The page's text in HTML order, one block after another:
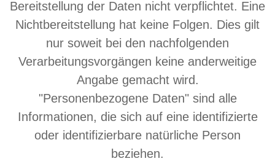
Bereitstellung der Daten nicht verpflichtet. Eine
Nichtbereitstellung hat keine Folgen. Dies gilt
nur soweit bei den nachfolgenden
Verarbeitungsvorgängen keine anderweitige
Angabe gemacht wird.
"Personenbezogene Daten" sind alle
Informationen, die sich auf eine identifizierte
oder identifizierbare natürliche Person
beziehen.